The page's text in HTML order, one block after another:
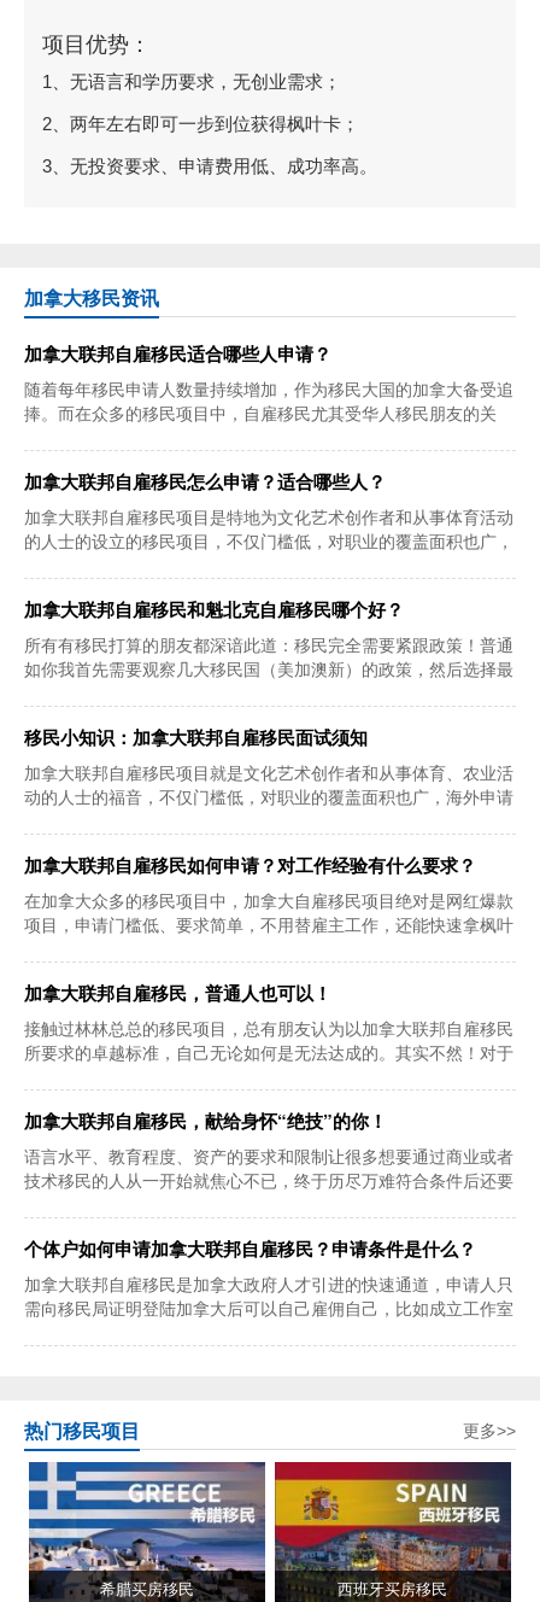
项目优势：
1、无语言和学历要求，无创业需求；
2、两年左右即可一步到位获得枫叶卡；
3、无投资要求、申请费用低、成功率高。
加拿大移民资讯
加拿大联邦自雇移民适合哪些人申请？
随着每年移民申请人数量持续增加，作为移民大国的加拿大备受追
捧。而在众多的移民项目中，自雇移民尤其受华人移民朋友的关
加拿大联邦自雇移民怎么申请？适合哪些人？
加拿大联邦自雇移民项目是特地为文化艺术创作者和从事体育活动
的人士的设立的移民项目，不仅门槛低，对职业的覆盖面积也广，
加拿大联邦自雇移民和魁北克自雇移民哪个好？
所有有移民打算的朋友都深谙此道：移民完全需要紧跟政策！普通
如你我首先需要观察几大移民国（美加澳新）的政策，然后选择最
移民小知识：加拿大联邦自雇移民面试须知
加拿大联邦自雇移民项目就是文化艺术创作者和从事体育、农业活
动的人士的福音，不仅门槛低，对职业的覆盖面积也广，海外申请
加拿大联邦自雇移民如何申请？对工作经验有什么要求？
在加拿大众多的移民项目中，加拿大自雇移民项目绝对是网红爆款
项目，申请门槛低、要求简单，不用替雇主工作，还能快速拿枫叶
加拿大联邦自雇移民，普通人也可以！
接触过林林总总的移民项目，总有朋友认为以加拿大联邦自雇移民
所要求的卓越标准，自己无论如何是无法达成的。其实不然！对于
加拿大联邦自雇移民，献给身怀“绝技”的你！
语言水平、教育程度、资产的要求和限制让很多想要通过商业或者
技术移民的人从一开始就焦心不已，终于历尽万难符合条件后还要
个体户如何申请加拿大联邦自雇移民？申请条件是什么？
加拿大联邦自雇移民是加拿大政府人才引进的快速通道，申请人只
需向移民局证明登陆加拿大后可以自己雇佣自己，比如成立工作室
热门移民项目 更多>>
希腊买房移民 西班牙买房移民